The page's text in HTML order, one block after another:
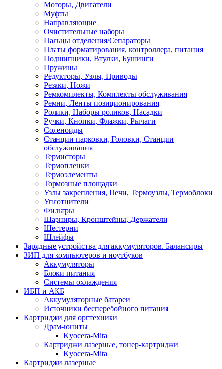
Моторы, Двигатели
Муфты
Направляющие
Очистительные наборы
Пальцы отделения/Сепараторы
Платы форматирования, контроллера, питания
Подшипники, Втулки, Бушинги
Пружины
Редукторы, Узлы, Приводы
Резаки, Ножи
Ремкомплекты, Комплекты обслуживания
Ремни, Ленты позиционирования
Ролики, Наборы роликов, Насадки
Ручки, Кнопки, Флажки, Рычаги
Соленоиды
Станции парковки, Головки, Станции
обслуживания
Термисторы
Термопленки
Термоэлементы
Тормозные площадки
Узлы закрепления, Печи, Термоузлы, Термоблоки
Уплотнители
Фильтры
Шарниры, Кронштейны, Держатели
Шестерни
Шлейфы
Зарядные устройства для аккумуляторов. Балансиры
ЗИП для компьютеров и ноутбуков
Аккумуляторы
Блоки питания
Системы охлаждения
ИБП и АКБ
Аккумуляторные батареи
Источники бесперебойного питания
Картриджи для оргтехники
Драм-юниты
Kyocera-Mita
Картриджи лазерные, тонер-картриджи
Kyocera-Mita
Картриджи лазерные